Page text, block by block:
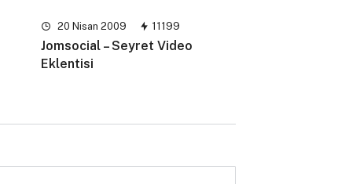
20 Nisan 2009 11199
Jomsocial – Seyret Video
Eklentisi